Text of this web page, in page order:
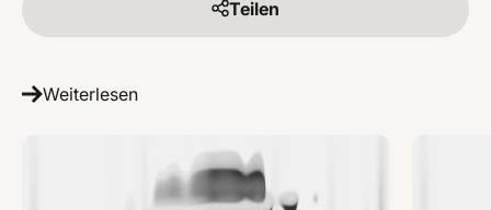
Teilen
Weiterlesen